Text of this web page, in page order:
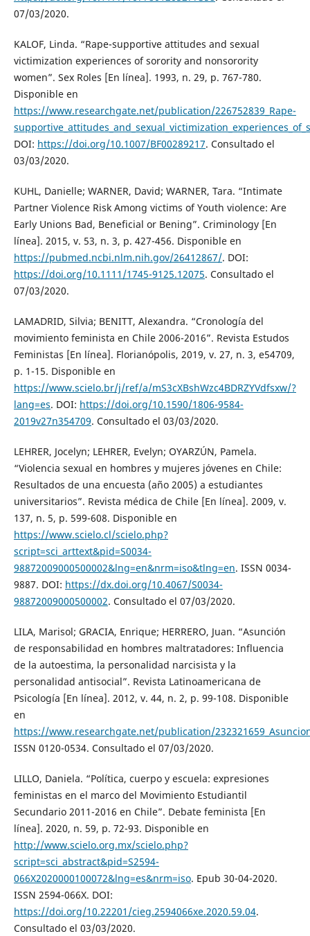
07/03/2020.
KALOF, Linda. “Rape-supportive attitudes and sexual
victimization experiences of sorority and nonsorority
women”. Sex Roles [En línea]. 1993, n. 29, p. 767-780.
Disponible en
https://www.researchgate.net/publication/226752839_Rape-
DOI: https://doi.org/10.1007/BF00289217. Consultado el
03/03/2020.
KUHL, Danielle; WARNER, David; WARNER, Tara. “Intimate
Partner Violence Risk Among victims of Youth violence: Are
Early Unions Bad, Beneficial or Bening”. Criminology [En
línea]. 2015, v. 53, n. 3, p. 427-456. Disponible en
https://pubmed.ncbi.nlm.nih.gov/26412867/. DOI:
https://doi.org/10.1111/1745-9125.12075. Consultado el
07/03/2020.
LAMADRID, Silvia; BENITT, Alexandra. “Cronología del
movimiento feminista en Chile 2006-2016”. Revista Estudos
Feministas [En línea]. Florianópolis, 2019, v. 27, n. 3, e54709,
p. 1-15. Disponible en
https://www.scielo.br/j/ref/a/mS3cXBshWzc4BDRZYVdfsxw/?
lang=es. DOI: https://doi.org/10.1590/1806-9584-
2019v27n354709. Consultado el 03/03/2020.
LEHRER, Jocelyn; LEHRER, Evelyn; OYARZÚN, Pamela.
“Violencia sexual en hombres y mujeres jóvenes en Chile:
Resultados de una encuesta (año 2005) a estudiantes
universitarios”. Revista médica de Chile [En línea]. 2009, v.
137, n. 5, p. 599-608. Disponible en
https://www.scielo.cl/scielo.php?
script=sci_arttext&pid=S0034-
98872009000500002&lng=en&nrm=iso&tlng=en. ISSN 0034-
9887. DOI: https://dx.doi.org/10.4067/S0034-
98872009000500002. Consultado el 07/03/2020.
LILA, Marisol; GRACIA, Enrique; HERRERO, Juan. “Asunción
de responsabilidad en hombres maltratadores: Influencia
de la autoestima, la personalidad narcisista y la
personalidad antisocial”. Revista Latinoamericana de
Psicología [En línea]. 2012, v. 44, n. 2, p. 99-108. Disponible
en
https://www.researchgate.net/publication/
ISSN 0120-0534. Consultado el 07/03/2020.
LILLO, Daniela. “Política, cuerpo y escuela: expresiones
feministas en el marco del Movimiento Estudiantil
Secundario 2011-2016 en Chile”. Debate feminista [En
línea]. 2020, n. 59, p. 72-93. Disponible en
http://www.scielo.org.mx/scielo.php?
script=sci_abstract&pid=S2594-
066X2020000100072&lng=es&nrm=iso. Epub 30-04-2020.
ISSN 2594-066X. DOI:
https://doi.org/10.22201/cieg.2594066xe.2020.59.04.
Consultado el 03/03/2020.